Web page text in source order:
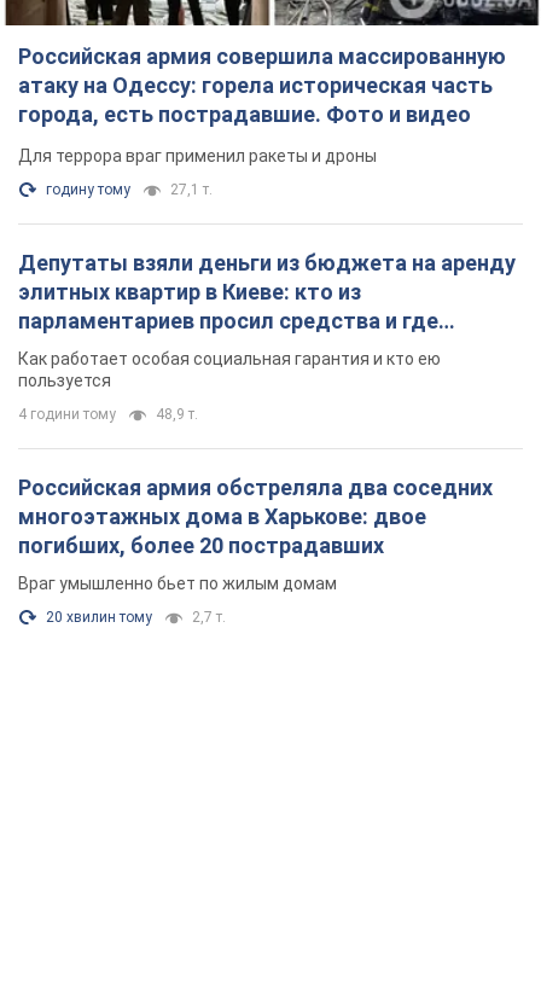
Российская армия совершила массированную
атаку на Одессу: горела историческая часть
города, есть пострадавшие. Фото и видео
Для террора враг применил ракеты и дроны
годину тому 27,1 т.
Депутаты взяли деньги из бюджета на аренду
элитных квартир в Киеве: кто из
парламентариев просил средства и где
поселился
Как работает особая социальная гарантия и кто ею
пользуется
4 години тому 48,9 т.
Российская армия обстреляла два соседних
многоэтажных дома в Харькове: двое
погибших, более 20 пострадавших
Враг умышленно бьет по жилым домам
20 хвилин тому 2,7 т.